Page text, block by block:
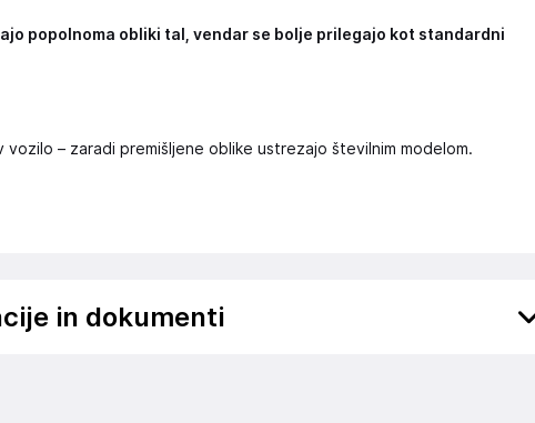
popolnoma obliki tal, vendar se bolje prilegajo kot standardni
– zaradi premišljene oblike ustrezajo številnim modelom.
in dokumenti